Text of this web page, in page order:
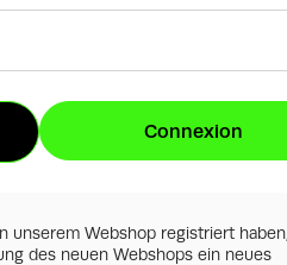
Connexion
unserem Webshop registriert haben,
des neuen Webshops ein neues